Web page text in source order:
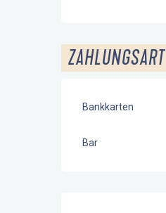
ZAHLUNGSART
Bankkarten
Bar